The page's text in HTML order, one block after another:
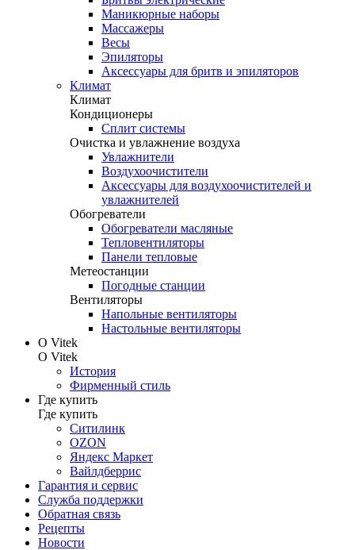
Маникюрные наборы
Массажеры
Весы
Эпиляторы
Аксессуары для бритв и эпиляторов
Климат
Климат
Кондиционеры
Сплит системы
Очистка и увлажнение воздуха
Увлажнители
Воздухоочистители
Аксессуары для воздухоочистителей и
увлажнителей
Обогреватели
Обогреватели масляные
Тепловентиляторы
Панели тепловые
Метеостанции
Погодные станции
Вентиляторы
Напольные вентиляторы
Настольные вентиляторы
О Vitek
О Vitek
История
Фирменный стиль
Где купить
Где купить
Ситилинк
OZON
Яндекс Маркет
Вайлдберрис
Гарантия и сервис
Служба поддержки
Обратная связь
Рецепты
Новости